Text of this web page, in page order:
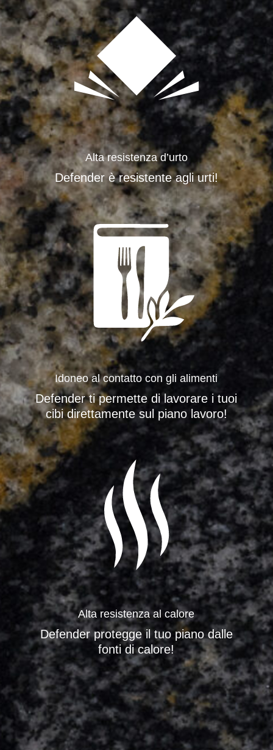
Alta resistenza d’urto
Defender è resistente agli urti!
Idoneo al contatto con gli alimenti
Defender ti permette di lavorare i tuoi
cibi direttamente sul piano lavoro!
Alta resistenza al calore
Defender protegge il tuo piano dalle
fonti di calore!